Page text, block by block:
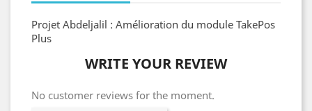
Projet Abdeljalil : Amélioration du module TakePos
Plus
WRITE YOUR REVIEW
No customer reviews for the moment.